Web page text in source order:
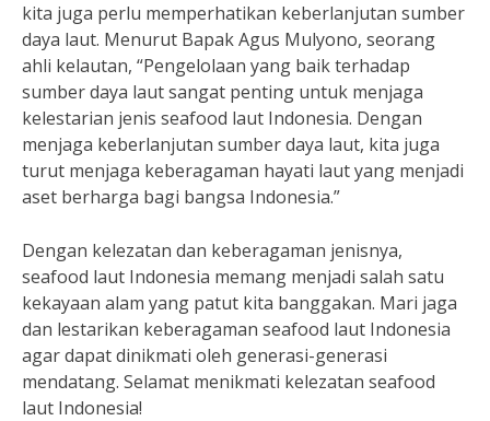
kita juga perlu memperhatikan keberlanjutan sumber
daya laut. Menurut Bapak Agus Mulyono, seorang
ahli kelautan, “Pengelolaan yang baik terhadap
sumber daya laut sangat penting untuk menjaga
kelestarian jenis seafood laut Indonesia. Dengan
menjaga keberlanjutan sumber daya laut, kita juga
turut menjaga keberagaman hayati laut yang menjadi
aset berharga bagi bangsa Indonesia.”
Dengan kelezatan dan keberagaman jenisnya,
seafood laut Indonesia memang menjadi salah satu
kekayaan alam yang patut kita banggakan. Mari jaga
dan lestarikan keberagaman seafood laut Indonesia
agar dapat dinikmati oleh generasi-generasi
mendatang. Selamat menikmati kelezatan seafood
laut Indonesia!